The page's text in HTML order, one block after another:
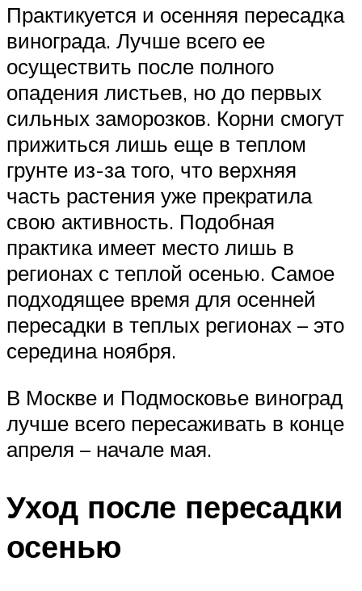
Практикуется и осенняя пересадка
винограда. Лучше всего ее
осуществить после полного
опадения листьев, но до первых
сильных заморозков. Корни смогут
прижиться лишь еще в теплом
грунте из-за того, что верхняя
часть растения уже прекратила
свою активность. Подобная
практика имеет место лишь в
регионах с теплой осенью. Самое
подходящее время для осенней
пересадки в теплых регионах – это
середина ноября.
В Москве и Подмосковье виноград
лучше всего пересаживать в конце
апреля – начале мая.
Уход после пересадки
осенью